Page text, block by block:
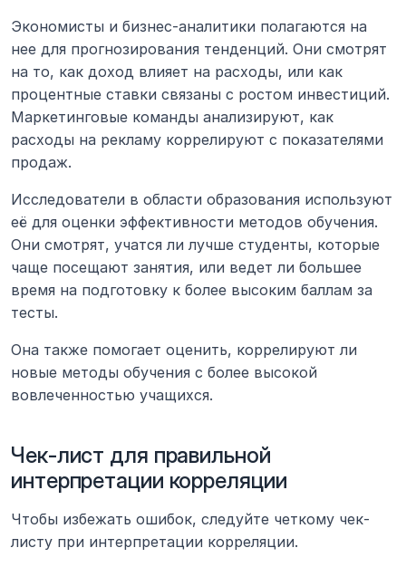
Экономисты и бизнес-аналитики полагаются на
нее для прогнозирования тенденций. Они смотрят
на то, как доход влияет на расходы, или как
процентные ставки связаны с ростом инвестиций.
Маркетинговые команды анализируют, как
расходы на рекламу коррелируют с показателями
продаж.
Исследователи в области образования используют
её для оценки эффективности методов обучения.
Они смотрят, учатся ли лучше студенты, которые
чаще посещают занятия, или ведет ли большее
время на подготовку к более высоким баллам за
тесты.
Она также помогает оценить, коррелируют ли
новые методы обучения с более высокой
вовлеченностью учащихся.
Чек-лист для правильной
интерпретации корреляции
Чтобы избежать ошибок, следуйте четкому чек-
листу при интерпретации корреляции.